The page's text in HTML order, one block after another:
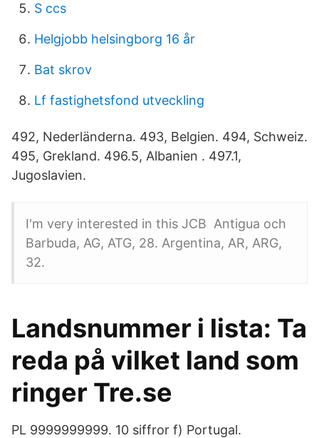
S ccs
Helgjobb helsingborg 16 år
Bat skrov
Lf fastighetsfond utveckling
492, Nederländerna. 493, Belgien. 494, Schweiz.
495, Grekland. 496.5, Albanien . 497.1,
Jugoslavien.
I'm very interested in this JCB Antigua och
Barbuda, AG, ATG, 28. Argentina, AR, ARG,
32.
Landsnummer i lista: Ta
reda på vilket land som
ringer Tre.se
PL 9999999999. 10 siffror f) Portugal.